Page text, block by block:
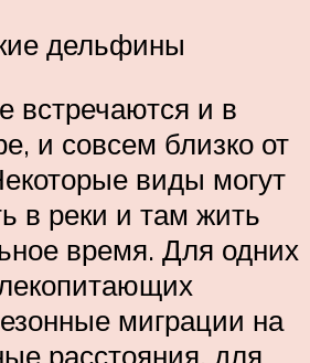
дельфины
встречаются и в
и совсем близко от
виды могут
в реки и там жить
время. Для одних
миграции на
расстояния, для